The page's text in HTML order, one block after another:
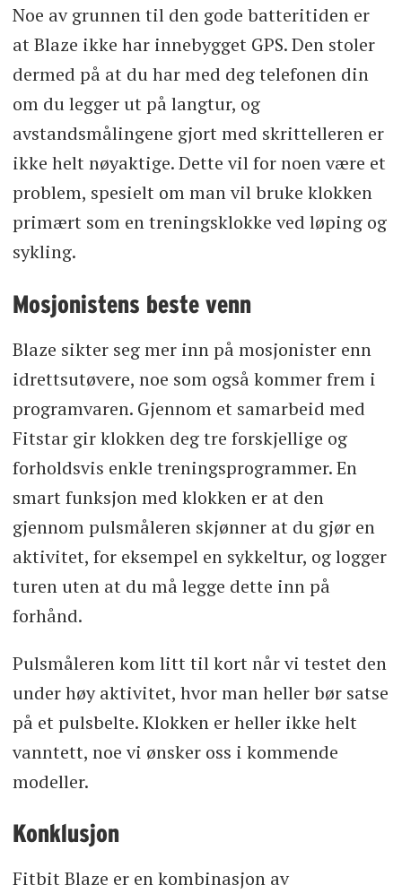
Noe av grunnen til den gode batteritiden er
at Blaze ikke har innebygget GPS. Den stoler
dermed på at du har med deg telefonen din
om du legger ut på langtur, og
avstandsmålingene gjort med skrittelleren er
ikke helt nøyaktige. Dette vil for noen være et
problem, spesielt om man vil bruke klokken
primært som en treningsklokke ved løping og
sykling.
Mosjonistens beste venn
Blaze sikter seg mer inn på mosjonister enn
idrettsutøvere, noe som også kommer frem i
programvaren. Gjennom et samarbeid med
Fitstar gir klokken deg tre forskjellige og
forholdsvis enkle treningsprogrammer. En
smart funksjon med klokken er at den
gjennom pulsmåleren skjønner at du gjør en
aktivitet, for eksempel en sykkeltur, og logger
turen uten at du må legge dette inn på
forhånd.
Pulsmåleren kom litt til kort når vi testet den
under høy aktivitet, hvor man heller bør satse
på et pulsbelte. Klokken er heller ikke helt
vanntett, noe vi ønsker oss i kommende
modeller.
Konklusjon
Fitbit Blaze er en kombinasjon av